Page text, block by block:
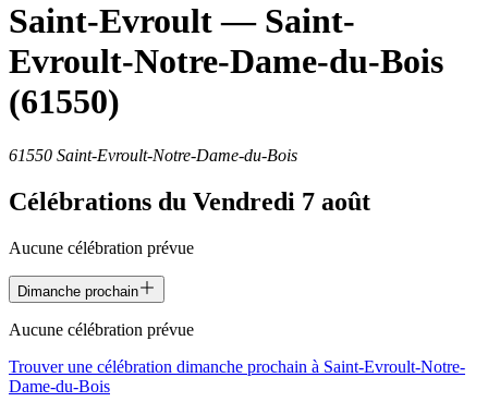
Saint-Evroult— Saint-
Evroult-Notre-Dame-du-Bois
(61550)
61550 Saint-Evroult-Notre-Dame-du-Bois
Célébrations du Vendredi 7 août
Aucune célébration prévue
Dimanche prochain
Aucune célébration prévue
Trouver une célébration dimanche prochain à Saint-Evroult-Notre-
Dame-du-Bois